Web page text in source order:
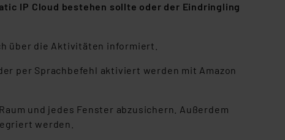
IP Cloud bestehen sollte oder der Eindringling
über die Aktivitäten informiert.
per Sprachbefehl aktiviert werden mit Amazon
und jedes Fenster abzusichern. Außerdem
werden.